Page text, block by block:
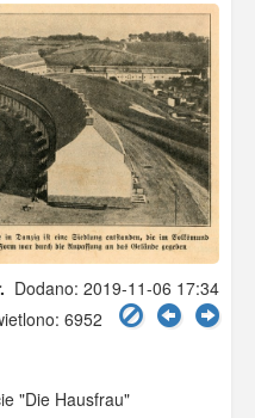
Dodano: 2019-11-06 17:34
6952
"Die Hausfrau"